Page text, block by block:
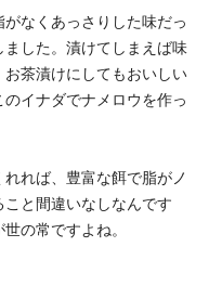
なくあっさりした味だっ
した。漬けてしまえば味
茶漬けにしてもおいしい
イナダでナメロウを作っ
れば、豊富な餌で脂がノ
と間違いなしなんです
の常ですよね。